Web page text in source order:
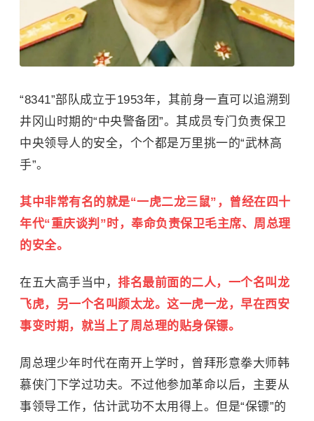
“8341”部队成立于1953年，其前身一直可以追溯到
井冈山时期的“中央警备团”。其成员专门负责保卫
中央领导人的安全，个个都是万里挑一的“武林高
手”。
其中非常有名的就是“一虎二龙三鼠”，曾经在四十
年代“重庆谈判”时，奉命负责保卫毛主席、周总理
的安全。
在五大高手当中， 排名最前面的二人，一个名叫龙
飞虎，另一个名叫颜太龙。这一虎一龙，早在西安
事变时期，就当上了周总理的贴身保镖。
周总理少年时代在南开上学时，曾拜形意拳大师韩
慕侠门下学过功夫。不过他参加革命以后，主要从
事领导工作，估计武功不太用得上。但是“保镖”的